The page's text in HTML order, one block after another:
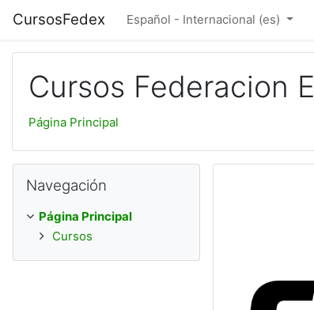
CursosFedex Español - Internacional ‎(es)‎
Cursos Federacion
Página Principal
Navegación
Página Principal
Cursos